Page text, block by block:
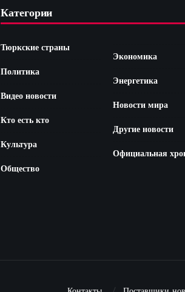
Категории
Тюркские страны
Политика
Видео новости
Кто есть кто
Культура
Общество
Экономика
Энергетика
Новости мира
Другие новости
Официальная